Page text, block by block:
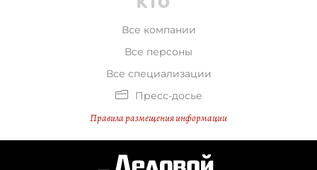
Все компании
Все персоны
Все специализации
Пресс-досье
Правила размещения информации